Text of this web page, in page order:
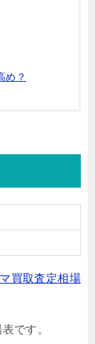
め？
買取査定相場
です。